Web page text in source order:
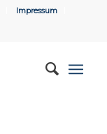
Impressum